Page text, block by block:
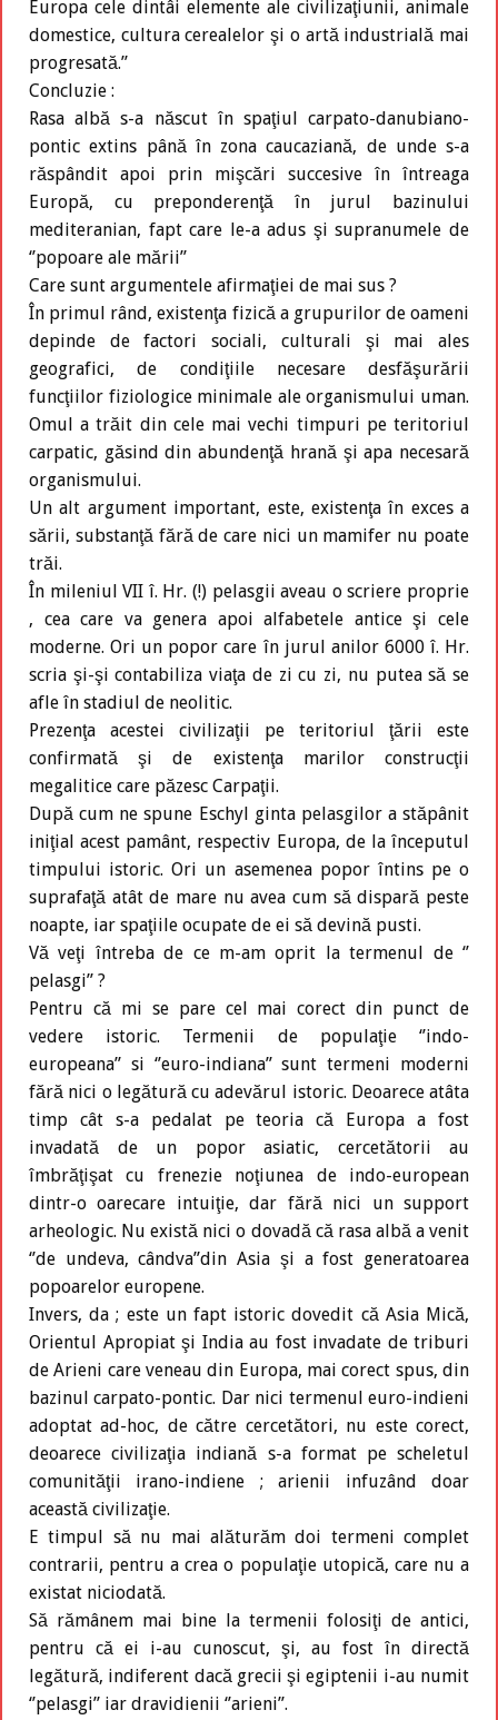
Europa cele dintâi elemente ale civilizaţiunii, animale
domestice, cultura cerealelor şi o artă industrială mai
progresată.’’
Concluzie :
Rasa albă s-a născut în spaţiul carpato-danubiano-
pontic extins până în zona caucaziană, de unde s-a
răspândit apoi prin mişcări succesive în întreaga
Europă, cu preponderenţă în jurul bazinului
mediteranian, fapt care le-a adus şi supranumele de
‘’popoare ale mării’’
Care sunt argumentele afirmaţiei de mai sus ?
În primul rând, existenţa fizică a grupurilor de oameni
depinde de factori sociali, culturali şi mai ales
geografici, de condiţiile necesare desfăşurării
funcţiilor fiziologice minimale ale organismului uman.
Omul a trăit din cele mai vechi timpuri pe teritoriul
carpatic, găsind din abundenţă hrană şi apa necesară
organismului.
Un alt argument important, este, existenţa în exces a
sării, substanţă fără de care nici un mamifer nu poate
trăi.
În mileniul VII î. Hr. (!) pelasgii aveau o scriere proprie
, cea care va genera apoi alfabetele antice şi cele
moderne. Ori un popor care în jurul anilor 6000 î. Hr.
scria şi-şi contabiliza viaţa de zi cu zi, nu putea să se
afle în stadiul de neolitic.
Prezenţa acestei civilizaţii pe teritoriul ţării este
confirmată şi de existenţa marilor construcţii
megalitice care păzesc Carpaţii.
După cum ne spune Eschyl ginta pelasgilor a stăpânit
iniţial acest pamânt, respectiv Europa, de la începutul
timpului istoric. Ori un asemenea popor întins pe o
suprafaţă atât de mare nu avea cum să dispară peste
noapte, iar spaţiile ocupate de ei să devină pusti.
Vă veţi întreba de ce m-am oprit la termenul de ‘’
pelasgi’’ ?
Pentru că mi se pare cel mai corect din punct de
vedere istoric. Termenii de populaţie ‘’indo-
europeana’’ si ‘’euro-indiana’’ sunt termeni moderni
fără nici o legătură cu adevărul istoric. Deoarece atâta
timp cât s-a pedalat pe teoria că Europa a fost
invadată de un popor asiatic, cercetătorii au
îmbrăţişat cu frenezie noţiunea de indo-european
dintr-o oarecare intuiţie, dar fără nici un support
arheologic. Nu există nici o dovadă că rasa albă a venit
‘’de undeva, cândva’’din Asia şi a fost generatoarea
popoarelor europene.
Invers, da ; este un fapt istoric dovedit că Asia Mică,
Orientul Apropiat şi India au fost invadate de triburi
de Arieni care veneau din Europa, mai corect spus, din
bazinul carpato-pontic. Dar nici termenul euro-indieni
adoptat ad-hoc, de către cercetători, nu este corect,
deoarece civilizaţia indiană s-a format pe scheletul
comunităţii irano-indiene ; arienii infuzând doar
această civilizaţie.
E timpul să nu mai alăturăm doi termeni complet
contrarii, pentru a crea o populaţie utopică, care nu a
existat niciodată.
Să rămânem mai bine la termenii folosiţi de antici,
pentru că ei i-au cunoscut, şi, au fost în directă
legătură, indiferent dacă grecii şi egiptenii i-au numit
‘’pelasgi’’ iar dravidienii ‘’arieni’’.